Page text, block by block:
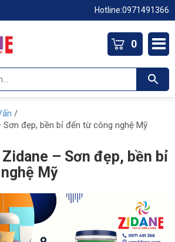
Hotline:0971491366
0
/
đẹp, bền bỉ đến từ công nghệ Mỹ
– Sơn đẹp, bền bỉ
Mỹ